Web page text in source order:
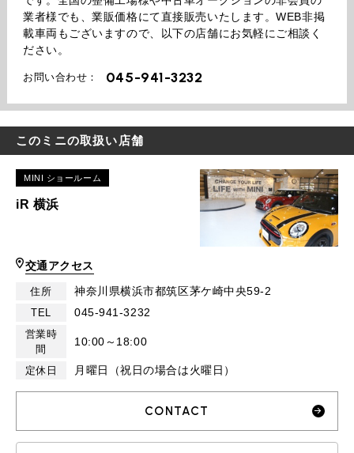
業者様でも、業販価格にて直接販売いたします。WEB非掲
載車両もございますので、以下の店舗にお気軽にご相談く
ださい。
お問い合わせ： 045-941-3232
このミニの取扱い店舗
MINI ショールーム
iR 横浜
交通アクセス
住所 神奈川県横浜市都筑区茅ケ崎中央59-2
TEL 045-941-3232
営業時
間
10:00～18:00
定休日 月曜日（祝日の場合は火曜日）
CONTACT